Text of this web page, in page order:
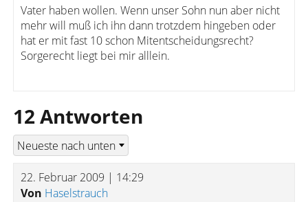
Vater haben wollen. Wenn unser Sohn nun aber nicht
mehr will muß ich ihn dann trotzdem hingeben oder
hat er mit fast 10 schon Mitentscheidungsrecht?
Sorgerecht liegt bei mir alllein.
12 Antworten
22. Februar 2009 | 14:29
Von Haselstrauch